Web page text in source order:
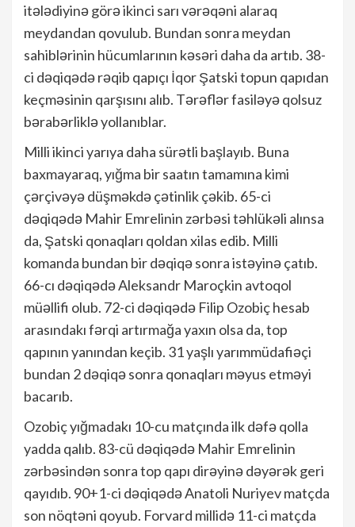
itələdiyinə görə ikinci sarı vərəqəni alaraq
meydandan qovulub. Bundan sonra meydan
sahiblərinin hücumlarının kəsəri daha da artıb. 38-
ci dəqiqədə rəqib qapıçı İqor Şatski topun qapıdan
keçməsinin qarşısını alıb. Tərəflər fasiləyə qolsuz
bərabərliklə yollanıblar.
Milli ikinci yarıya daha sürətli başlayıb. Buna
baxmayaraq, yığma bir saatın tamamına kimi
çərçivəyə düşməkdə çətinlik çəkib. 65-ci
dəqiqədə Mahir Emrelinin zərbəsi təhlükəli alınsa
da, Şatski qonaqları qoldan xilas edib. Milli
komanda bundan bir dəqiqə sonra istəyinə çatıb.
66-cı dəqiqədə Aleksandr Maroçkin avtoqol
müəllifi olub. 72-ci dəqiqədə Filip Ozobiç hesab
arasındakı fərqi artırmağa yaxın olsa da, top
qapının yanından keçib. 31 yaşlı yarımmüdafiəçi
bundan 2 dəqiqə sonra qonaqları məyus etməyi
bacarıb.
Ozobiç yığmadakı 10-cu matçında ilk dəfə qolla
yadda qalıb. 83-cü dəqiqədə Mahir Emrelinin
zərbəsindən sonra top qapı dirəyinə dəyərək geri
qayıdıb. 90+1-ci dəqiqədə Anatoli Nuriyev matçda
son nöqtəni qoyub. Forvard millidə 11-ci matçda